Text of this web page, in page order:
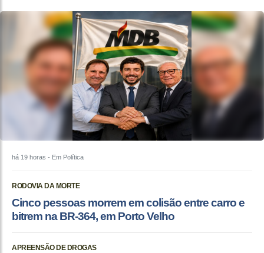
há 19 horas - Em Política
RODOVIA DA MORTE
Cinco pessoas morrem em colisão entre carro e
bitrem na BR-364, em Porto Velho
APREENSÃO DE DROGAS